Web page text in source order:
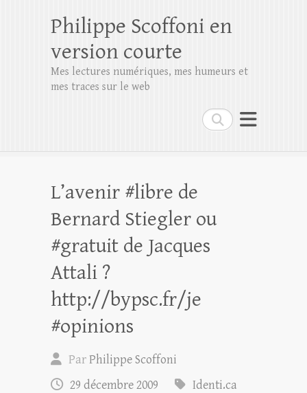
Rechercher
Philippe Scoffoni en
version courte
Mes lectures numériques, mes humeurs et
mes traces sur le web
L’avenir #libre de
Bernard Stiegler ou
#gratuit de Jacques
Attali ?
http://bypsc.fr/je
#opinions
ParPhilippe Scoffoni
29 décembre 2009
Identi.ca